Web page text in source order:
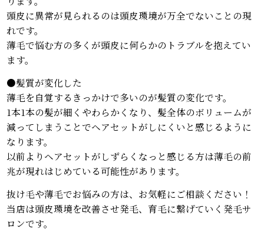
頭皮に異常が見られるのは頭皮環境が万全でないことの現
れです。
薄毛で悩む方の多くが頭皮に何らかのトラブルを抱えてい
ます。
●髪質が変化した
薄毛を自覚するきっかけで多いのが髪質の変化です。
1本1本の髪が細くやわらかくなり、髪全体のボリュームが
減ってしまうことでヘアセットがしにくいと感じるように
なります。
以前よりヘアセットがしずらくなっと感じる方は薄毛の前
兆が現れはじめている可能性があります。
抜け毛や薄毛でお悩みの方は、お気軽にご相談ください！
当店は頭皮環境を改善させ発毛、育毛に繋げていく発毛サ
ロンです。